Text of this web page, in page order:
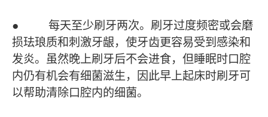
● 每天至少刷牙两次。刷牙过度频密或会磨
损珐琅质和刺激牙龈，使牙齿更容易受到感染和
发炎。虽然晚上刷牙后不会进食，但睡眠时口腔
内仍有机会有细菌滋生，因此早上起床时刷牙可
以帮助清除口腔内的细菌。